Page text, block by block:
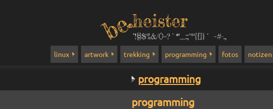
heister
°!§$%&/()=?`*''_:;^²³{[]}´ ~#-.,
linux artwork trekking programming fotos notizen
programming
programming